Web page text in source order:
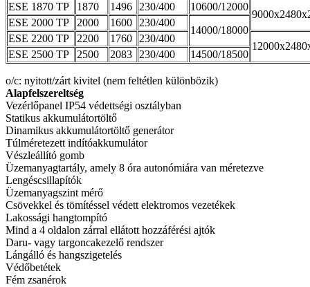
ESE 1870 TP
1870 1496 230/400 10600/12000
ESE 2000 TP 2000 1600 230/400
14000/18000
ESE 2200 TP 2200 1760 230/400
ESE 2500 TP 2500 2083 230/400 14500/18500
o/c: nyitott/zárt kivitel (nem feltétlen különbözik)
Alapfelszereltség
Vezérlőpanel IP54 védettségi osztályban
Statikus akkumulátortöltő
Dinamikus akkumulátortöltő generátor
Túlméretezett indítóakkumulátor
Vészleállító gomb
Üzemanyagtartály, amely 8 óra autonómiára van méretezve
Lengéscsillapítók
Üzemanyagszint mérő
Csövekkel és tömítéssel védett elektromos vezetékek
Lakossági hangtompító
Mind a 4 oldalon zárral ellátott hozzáférési ajtók
Daru- vagy targoncakezelő rendszer
Lángálló és hangszigetelés
Védőbetétek
Fém zsanérok